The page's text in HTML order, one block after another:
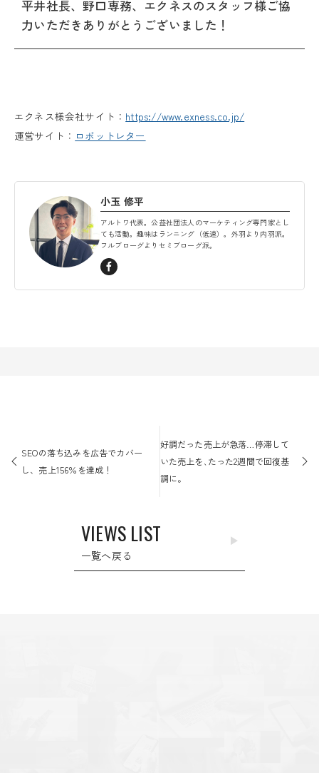
平井社長、野口専務、エクネスのスタッフ様ご協
力いただきありがとうございました！
エクネス様会社サイト： https://www.exness.co.jp/
運営サイト： ロボットレター
小玉 修平
アルトワ代表。公益社団法人のマーケティング専門家とし
ても活動。趣味はランニング（低速）。外羽より内羽派。
フルブローグよりセミブローグ派。
ナ
ビ
SEOの落ち込みを広告でカバー
し、売上156％を達成！
好調だった売上が急落…停滞して
いた売上を､たった2週間で回復基
調に。
VIEWS LIST
一覧へ戻る